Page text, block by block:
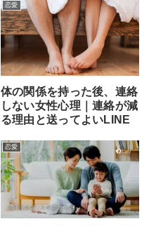
恋愛
体の関係を持った後、連絡
しない女性心理｜連絡が減
る理由と送ってよいLINE
恋愛